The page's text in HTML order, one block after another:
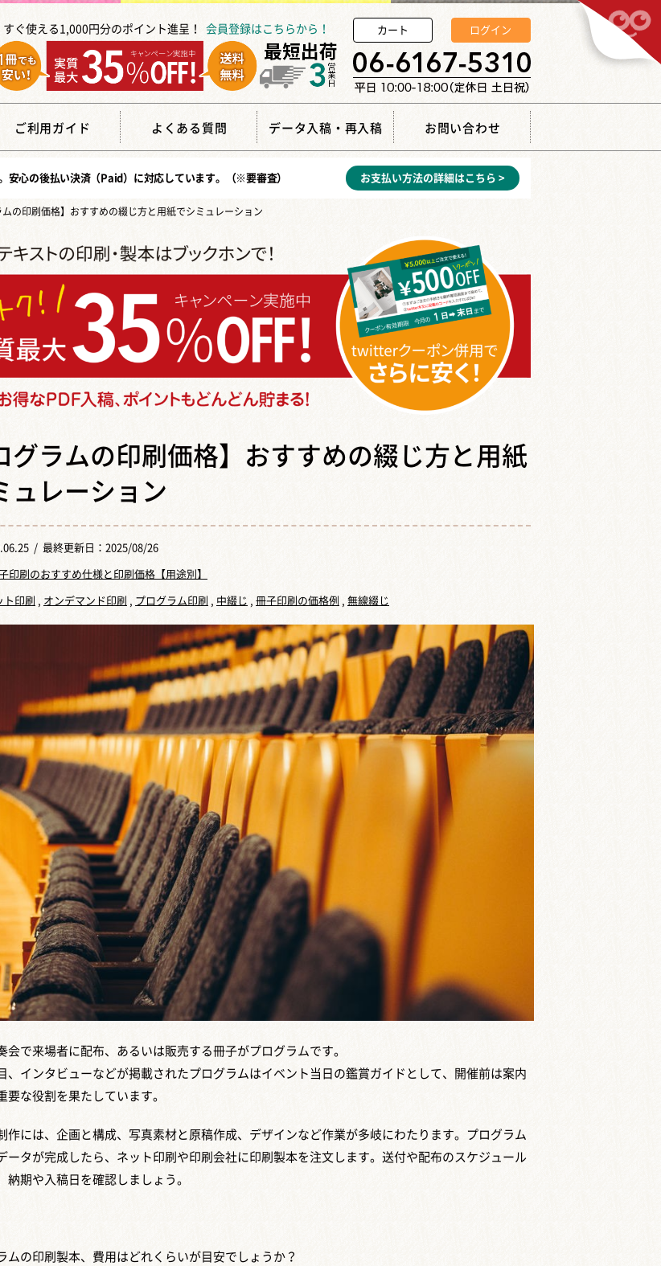
すぐ使える1,000円分のポイント進呈！ 会員登録はこちらから！ カート ログイン
ご利用ガイド よくある質問 データ入稿・再入稿 お問い合わせ
安心の後払い決済（Paid） に対応しています。（※要審査） お支払い方法の詳細はこちら >
ムの印刷価格】おすすめの綴じ方と用紙でシミュレーション
グラムの印刷価格】おすすめの綴じ方と用紙
ュレーション
/ 最終更新日：2025/08/26
印刷のおすすめ仕様と印刷価格【用途別】
ト印刷 オンデマンド印刷 プログラム印刷 中綴じ 冊子印刷の価格例 無線綴じ
会で来場者に配布、あるいは販売する冊子がプログラムです。
、インタビューなどが掲載されたプログラムはイベント当日の鑑賞ガイドとして、開催前は案内
要な役割を果たしています。
作には、企画と構成、写真素材と原稿作成、デザインなど作業が多岐にわたります。プログラム
ータが完成したら、ネット印刷や印刷会社に印刷製本を注文します。送付や配布のスケジュール
納期や入稿日を確認しましょう。
ムの印刷製本、費用はどれくらいが目安でしょうか？